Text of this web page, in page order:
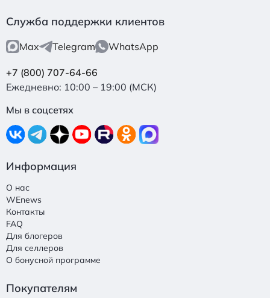
Служба поддержки клиентов
Max Telegram WhatsApp
+7 (800) 707-64-66
Ежедневно: 10:00 – 19:00 (МСК)
Мы в соцсетях
Информация
О нас
WEnews
Контакты
FAQ
Для блогеров
Для селлеров
О бонусной программе
Покупателям